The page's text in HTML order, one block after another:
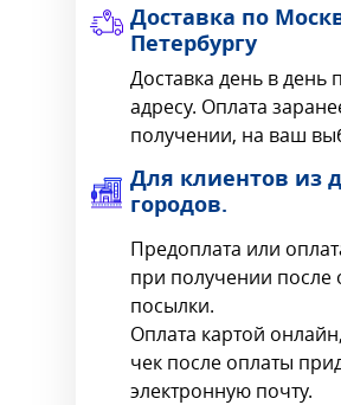
Доставка день в день
адресу. Оплата
получении, на ваш
Доставка по
Петербургу
Предоплата или
при получении после
посылки.
Оплата картой
чек после оплаты
электронную почту.
Для клиентов из
городов.